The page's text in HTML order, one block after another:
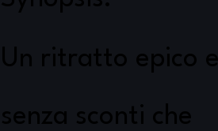
Un ritratto epico e
senza sconti che